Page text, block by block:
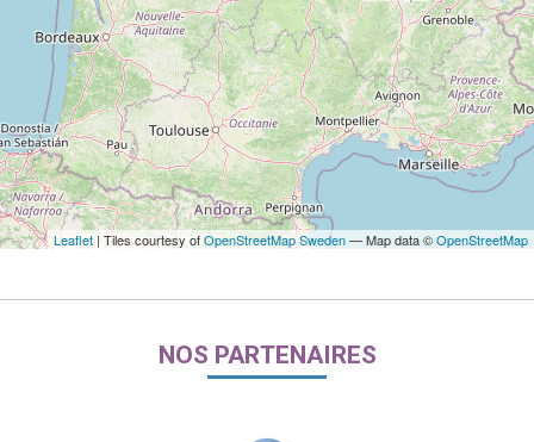
Leaflet | Tiles courtesy ofOpenStreetMap Sweden— Map data ©OpenStreetMap
NOS PARTENAIRES